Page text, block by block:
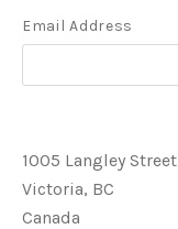
Email Address
1005 Langley
Victoria, BC
Canada